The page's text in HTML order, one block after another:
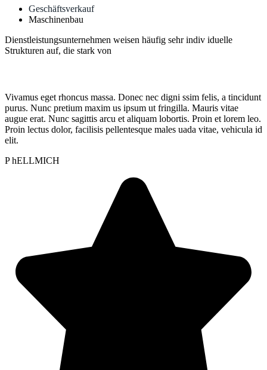
Geschäftsverkauf
Maschinenbau
Dienstleistungsunternehmen weisen häufig sehr indiv iduelle
Strukturen auf, die stark von
Vivamus eget rhoncus massa. Donec nec digni ssim felis, a tincidunt
purus. Nunc pretium maxim us ipsum ut fringilla. Mauris vitae
augue erat. Nunc sagittis arcu et aliquam lobortis. Proin et lorem leo.
Proin lectus dolor, facilisis pellentesque males uada vitae, vehicula id
elit.
P hELLMICH